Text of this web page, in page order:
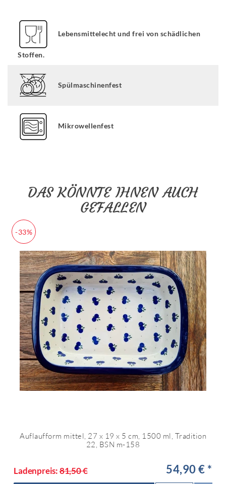
Lebensmittelecht und frei von schädlichen
Stoffen.
Spülmaschinenfest
Mikrowellenfest
DAS KÖNNTE IHNEN AUCH
GEFALLEN
-33%
Auflaufform mittel, 27 x 19 x 5 cm, 1500 ml, Tradition
22, BSN m-158
Ladenpreis:81,50 € 54,90 € *